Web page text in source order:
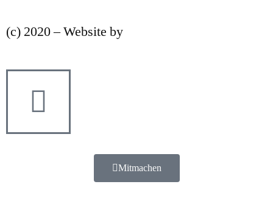
(c) 2020 – Website by
Mitmachen